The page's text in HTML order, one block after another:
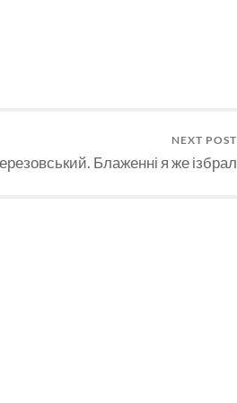
NEXT POST
Блаженні я же ізбрал